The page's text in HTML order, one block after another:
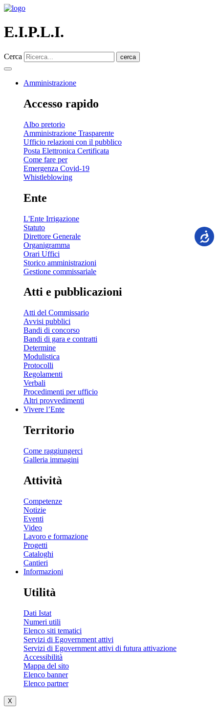
E.I.P.L.I.
Cerca cerca
Amministrazione
Accesso rapido
Albo pretorio
Amministrazione Trasparente
Ufficio relazioni con il pubblico
Posta Elettronica Certificata
Come fare per
Emergenza Covid-19
Whistleblowing
Ente
L'Ente Irrigazione
Statuto
Direttore Generale
Organigramma
Orari Uffici
Storico amministrazioni
Gestione commissariale
Atti e pubblicazioni
Atti del Commissario
Avvisi pubblici
Bandi di concorso
Bandi di gara e contratti
Determine
Modulistica
Protocolli
Regolamenti
Verbali
Procedimenti per ufficio
Altri provvedimenti
Vivere l’Ente
Territorio
Come raggiungerci
Galleria immagini
Attività
Competenze
Notizie
Eventi
Video
Lavoro e formazione
Progetti
Cataloghi
Cantieri
Informazioni
Utilità
Dati Istat
Numeri utili
Elenco siti tematici
Servizi di Egovernment attivi
Servizi di Egovernment attivi di futura attivazione
Accessibilità
Mappa del sito
Elenco banner
Elenco partner
X